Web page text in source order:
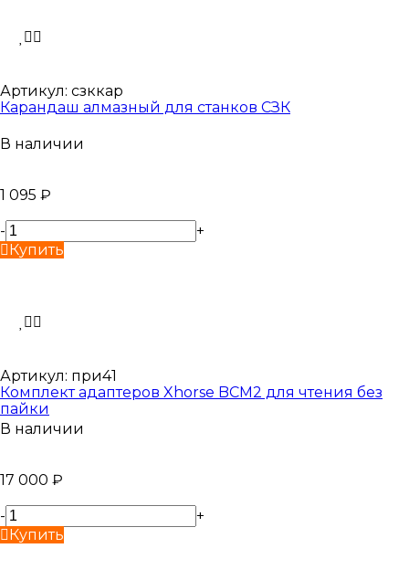
Артикул: сзккар
Карандаш алмазный для станков СЗК
В наличии
1 095 ₽
-
+
Купить
Артикул: при41
Комплект адаптеров Xhorse BCM2 для чтения без
пайки
В наличии
17 000 ₽
-
+
Купить